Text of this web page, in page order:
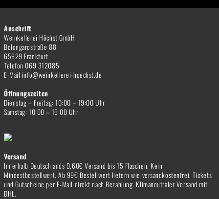
Anschrift
Weinkellerei Höchst GmbH
Bolongarostraße 88
65929 Frankfurt
Telefon 069 312085
E-Mail info@weinkellerei-hoechst.de
Öffnungszeiten
Dienstag – Freitag: 10:00 – 19:00 Uhr
Samstag: 10:00 – 16:00 Uhr
Versand
Innerhalb Deutschlands 9,60€ Versand bis 15 Flaschen. Kein
Mindestbestellwert. Ab 99€ Bestellwert liefern wie versandkostenfrei. Tickets
und Gutscheine per E-Mail direkt nach Bezahlung. Klimaneutraler Versand mit
DHL.